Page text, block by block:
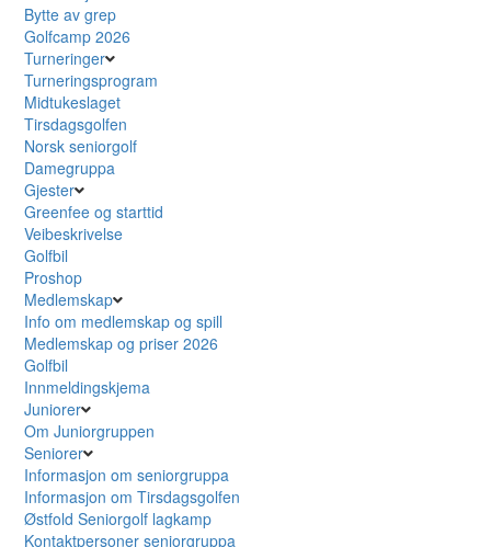
Bytte av grep
Golfcamp 2026
Turneringer
Turneringsprogram
Midtukeslaget
Tirsdagsgolfen
Norsk seniorgolf
Damegruppa
Gjester
Greenfee og starttid
Veibeskrivelse
Golfbil
Proshop
Medlemskap
Info om medlemskap og spill
Medlemskap og priser 2026
Golfbil
Innmeldingskjema
Juniorer
Om Juniorgruppen
Seniorer
Informasjon om seniorgruppa
Informasjon om Tirsdagsgolfen
Østfold Seniorgolf lagkamp
Kontaktpersoner seniorgruppa